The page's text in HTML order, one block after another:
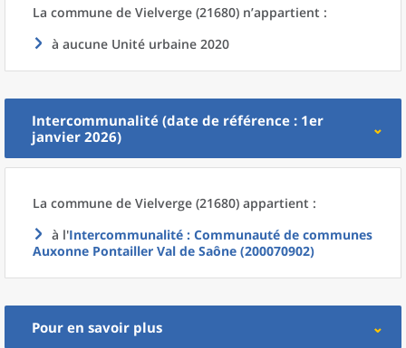
La commune de Vielverge (21680) n’appartient :
à aucune Unité urbaine 2020
Intercommunalité (date de référence : 1er
janvier 2026)
La commune de Vielverge (21680) appartient :
à l'Intercommunalité : Communauté de communes
Auxonne Pontailler Val de Saône (200070902)
Pour en savoir plus